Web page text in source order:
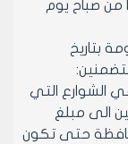
بتاريخ 20/9/1999 اعتباراً من صباح يوم
بتاريخ
الشوارع التي
الى مبلغ
حتى تكون